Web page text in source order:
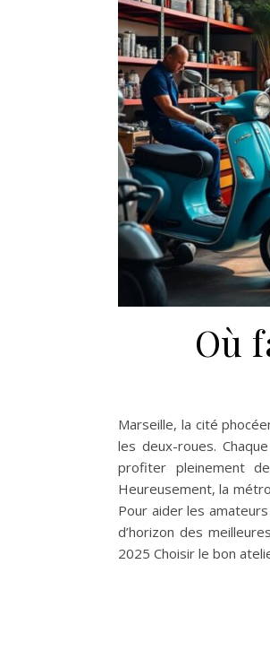
Où
Marseille, la cité
les deux-roues.
profiter pleinement
Heureusement, la
Pour aider les
d’horizon des
2025 Choisir le bon